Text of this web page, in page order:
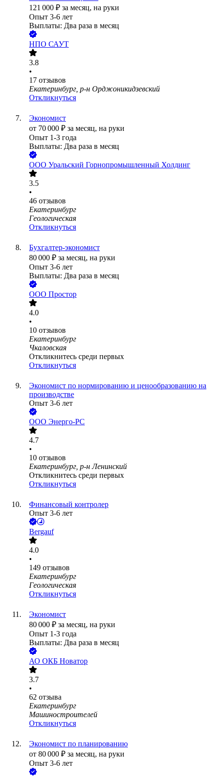
121 000 ₽ за месяц, на руки
Опыт 3-6 лет
Выплаты: Два раза в месяц
НПО САУТ
3.8
•
17 отзывов
Екатеринбург, р-н Орджоникидзевский
Откликнуться
Экономист
от 70 000 ₽ за месяц, на руки
Опыт 1-3 года
Выплаты: Два раза в месяц
ООО Уральский Горнопромышленный Холдинг
3.5
•
46 отзывов
Екатеринбург
Геологическая
Откликнуться
Бухгалтер-экономист
80 000 ₽ за месяц, на руки
Опыт 3-6 лет
Выплаты: Два раза в месяц
ООО Простор
4.0
•
10 отзывов
Екатеринбург
Чкаловская
Откликнитесь среди первых
Откликнуться
Экономист по нормированию и ценообразованию на
производстве
Опыт 3-6 лет
ООО Энерго-РС
4.7
•
10 отзывов
Екатеринбург, р-н Ленинский
Откликнитесь среди первых
Откликнуться
Финансовый контролер
Опыт 3-6 лет
Bergauf
4.0
•
149 отзывов
Екатеринбург
Геологическая
Откликнуться
Экономист
80 000 ₽ за месяц, на руки
Опыт 1-3 года
Выплаты: Два раза в месяц
АО ОКБ Новатор
3.7
•
62 отзыва
Екатеринбург
Машиностроителей
Откликнуться
Экономист по планированию
от 80 000 ₽ за месяц, на руки
Опыт 3-6 лет